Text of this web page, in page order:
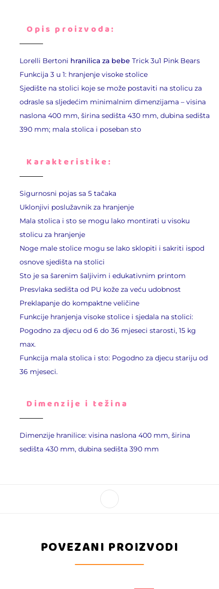
Opis proizvoda:
Lorelli Bertoni hranilica za bebe Trick 3u1 Pink Bears
Funkcija 3 u 1: hranjenje visoke stolice
Sjedište na stolici koje se može postaviti na stolicu za
odrasle sa sljedećim minimalnim dimenzijama – visina
naslona 400 mm, širina sedišta 430 mm, dubina sedišta
390 mm; mala stolica i poseban sto
Karakteristike:
Sigurnosni pojas sa 5 tačaka
Uklonjivi poslužavnik za hranjenje
Mala stolica i sto se mogu lako montirati u visoku
stolicu za hranjenje
Noge male stolice mogu se lako sklopiti i sakriti ispod
osnove sjedišta na stolici
Sto je sa šarenim šaljivim i edukativnim printom
Presvlaka sedišta od PU kože za veću udobnost
Preklapanje do kompaktne veličine
Funkcije hranjenja visoke stolice i sjedala na stolici:
Pogodno za djecu od 6 do 36 mjeseci starosti, 15 kg
max.
Funkcija mala stolica i sto: Pogodno za djecu stariju od
36 mjeseci.
Dimenzije i težina
Dimenzije hranilice: visina naslona 400 mm, širina
sedišta 430 mm, dubina sedišta 390 mm
POVEZANI PROIZVODI